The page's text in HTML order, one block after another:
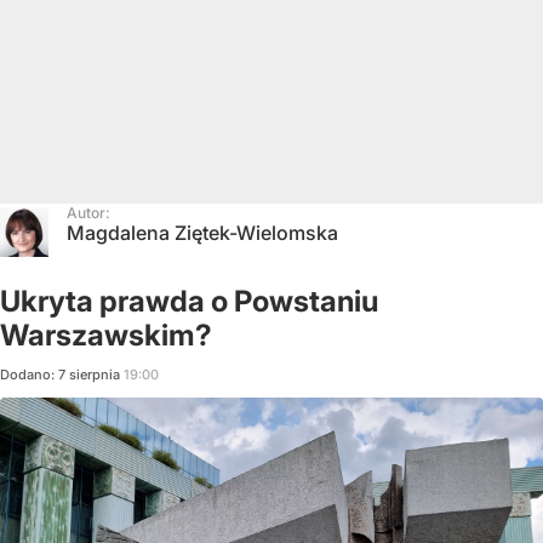
Autor:
Magdalena Ziętek-Wielomska
Ukryta prawda o Powstaniu
Warszawskim?
Dodano: 7 sierpnia 19:00